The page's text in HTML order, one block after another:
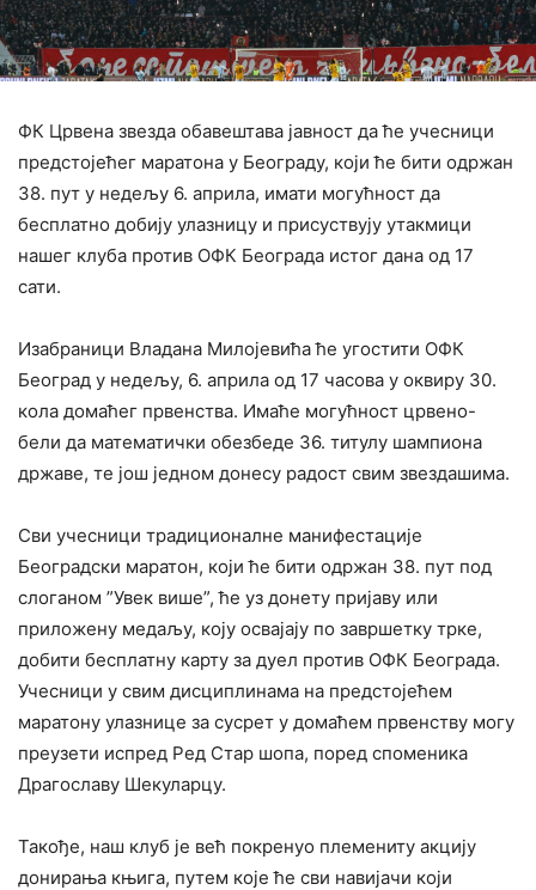
ФК Црвена звезда обавештава јавност да ће учесници
предстојећег маратона у Београду, који ће бити одржан
38. пут у недељу 6. априла, имати могућност да
бесплатно добију улазницу и присуствују утакмици
нашег клуба против ОФК Београда истог дана од 17
сати.
Изабраници Владана Милојевића ће угостити ОФК
Београд у недељу, 6. априла од 17 часова у оквиру 30.
кола домаћег првенства. Имаће могућност црвено-
бели да математички обезбеде 36. титулу шампиона
државе, те још једном донесу радост свим звездашима.
Сви учесници традиционалне манифестације
Београдски маратон, који ће бити одржан 38. пут под
слоганом ”Увек више”, ће уз донету пријаву или
приложену медаљу, коју освaјају по завршетку трке,
добити бесплатну карту за дуел против ОФК Београда.
Учесници у свим дисциплинама на предстојећем
маратону улазнице за сусрет у домаћем првенству могу
преузети испред Ред Стар шопа, поред споменика
Драгославу Шекуларцу.
Такође, наш клуб је већ покренуо племениту акцију
донирања књига, путем које ће сви навијачи који